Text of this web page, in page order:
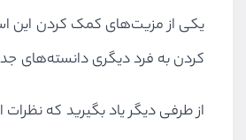
یکی از مزیت‌های کمک کردن این
کردن به فرد دیگری دانسته‌های
از طرفی دیگر یاد بگیرید که